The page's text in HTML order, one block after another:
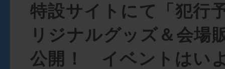
特設サイトにて「犯行
リジナルグッズ＆会場
公開！ イベントはい